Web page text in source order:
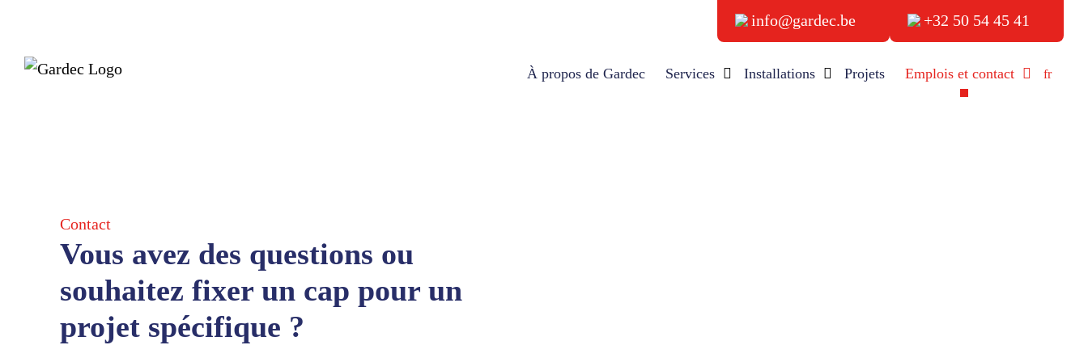
content
info@gardec.be +32 50 54 45 41
À propos de Gardec Services Installations Projets Emplois et contact fr
Contact
Vous avez des questions ou
souhaitez fixer un cap pour un
projet spécifique ?